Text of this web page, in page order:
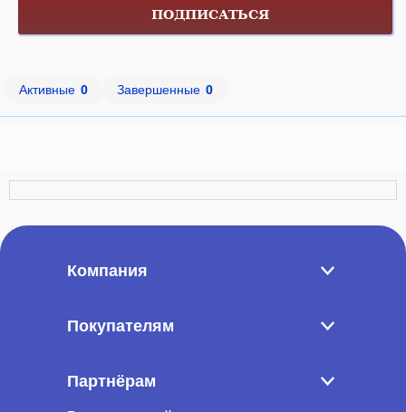
ПОДПИСАТЬСЯ
Активные 0 Завершенные 0
Компания
Покупателям
Партнёрам